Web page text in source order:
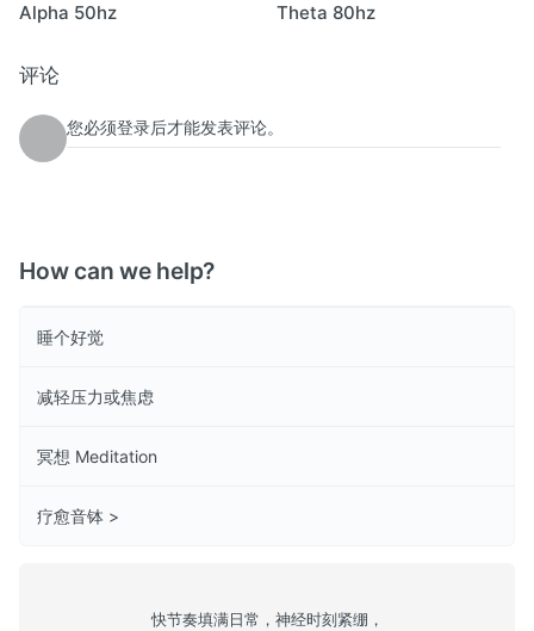
Alpha 50hz Theta 80hz
评论
您必须登录后才能发表评论。
How can we help?
睡个好觉
减轻压力或焦虑
冥想 Meditation
疗愈音钵 >
快节奏填满日常，神经时刻紧绷，